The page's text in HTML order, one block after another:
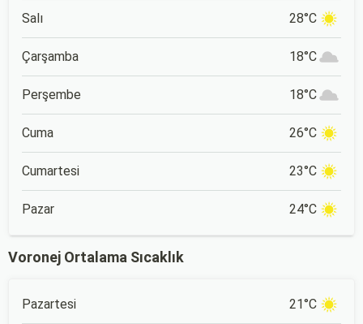
Salı 28°C
Çarşamba 18°C
Perşembe 18°C
Cuma 26°C
Cumartesi 23°C
Pazar 24°C
Voronej Ortalama Sıcaklık
Pazartesi 21°C